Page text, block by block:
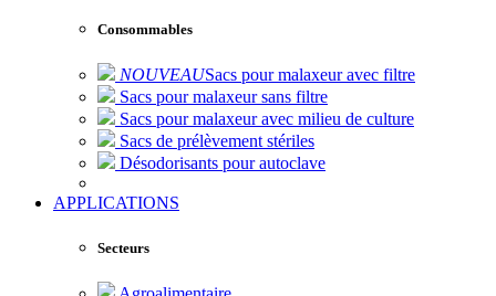
Consommables
NOUVEAUSacs pour malaxeur avec filtre
Sacs pour malaxeur sans filtre
Sacs pour malaxeur avec milieu de culture
Sacs de prélèvement stériles
Désodorisants pour autoclave
APPLICATIONS
Secteurs